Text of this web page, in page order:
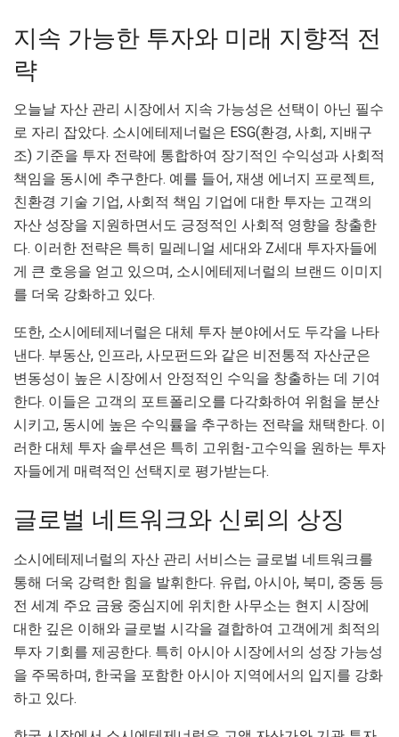
지속 가능한 투자와 미래 지향적 전
략
오늘날 자산 관리 시장에서 지속 가능성은 선택이 아닌 필수
로 자리 잡았다. 소시에테제너럴은 ESG(환경, 사회, 지배구
조) 기준을 투자 전략에 통합하여 장기적인 수익성과 사회적
책임을 동시에 추구한다. 예를 들어, 재생 에너지 프로젝트,
친환경 기술 기업, 사회적 책임 기업에 대한 투자는 고객의
자산 성장을 지원하면서도 긍정적인 사회적 영향을 창출한
다. 이러한 전략은 특히 밀레니얼 세대와 Z세대 투자자들에
게 큰 호응을 얻고 있으며, 소시에테제너럴의 브랜드 이미지
를 더욱 강화하고 있다.
또한, 소시에테제너럴은 대체 투자 분야에서도 두각을 나타
낸다. 부동산, 인프라, 사모펀드와 같은 비전통적 자산군은
변동성이 높은 시장에서 안정적인 수익을 창출하는 데 기여
한다. 이들은 고객의 포트폴리오를 다각화하여 위험을 분산
시키고, 동시에 높은 수익률을 추구하는 전략을 채택한다. 이
러한 대체 투자 솔루션은 특히 고위험-고수익을 원하는 투자
자들에게 매력적인 선택지로 평가받는다.
글로벌 네트워크와 신뢰의 상징
소시에테제너럴의 자산 관리 서비스는 글로벌 네트워크를
통해 더욱 강력한 힘을 발휘한다. 유럽, 아시아, 북미, 중동 등
전 세계 주요 금융 중심지에 위치한 사무소는 현지 시장에
대한 깊은 이해와 글로벌 시각을 결합하여 고객에게 최적의
투자 기회를 제공한다. 특히 아시아 시장에서의 성장 가능성
을 주목하며, 한국을 포함한 아시아 지역에서의 입지를 강화
하고 있다.